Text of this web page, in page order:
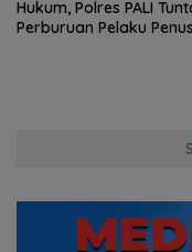
Hukum, Polres PALI
Perburuan Pelaku